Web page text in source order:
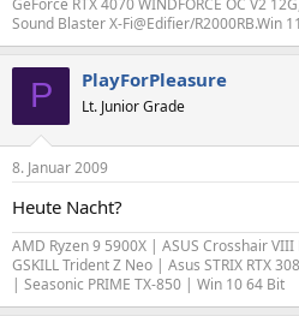
Sound Blaster X-Fi@Edifier/R2000RB.Win
P PlayForPleasure
Lt. Junior Grade
8. Januar 2009
Heute Nacht?
AMD Ryzen 9 5900X | ASUS Crosshair
GSKILL Trident Z Neo | Asus STRIX RTX
| Seasonic PRIME TX-850 | Win 10 64 Bit